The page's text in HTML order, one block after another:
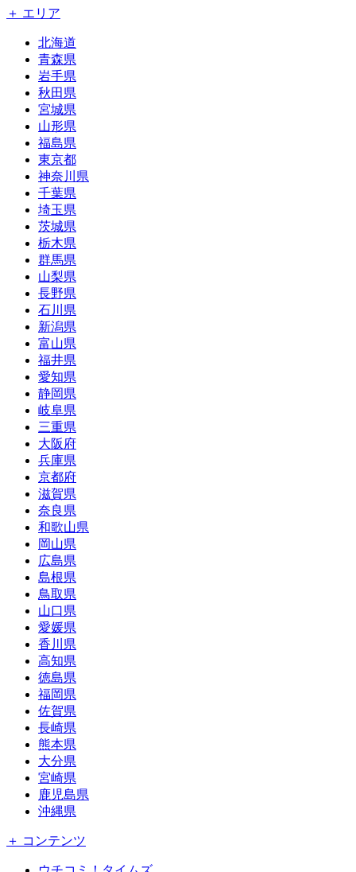
＋ エリア
北海道
青森県
岩手県
秋田県
宮城県
山形県
福島県
東京都
神奈川県
千葉県
埼玉県
茨城県
栃木県
群馬県
山梨県
長野県
石川県
新潟県
富山県
福井県
愛知県
静岡県
岐阜県
三重県
大阪府
兵庫県
京都府
滋賀県
奈良県
和歌山県
岡山県
広島県
島根県
鳥取県
山口県
愛媛県
香川県
高知県
徳島県
福岡県
佐賀県
長崎県
熊本県
大分県
宮崎県
鹿児島県
沖縄県
＋ コンテンツ